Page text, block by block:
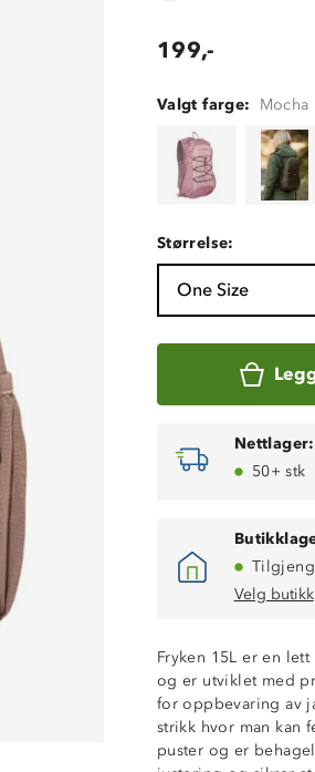
199,-
Valgt farge:
Størrelse:
One Size
Nettlager:
50+ stk
Velg butikk
Fryken 15L er en
og er utviklet med
for oppbevaring av
strikk hvor man kan
puster og er
Mål: 42,5 cm
Vektkapasitet:
Hovedrom
Topplomme
Strikkfester i